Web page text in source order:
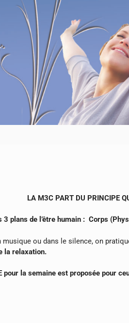
LA M3C PART DU PRINCIPE
plans de l’être humain : Corps
musique ou dans le silence, on
la relaxation.
pour la semaine est proposée pour